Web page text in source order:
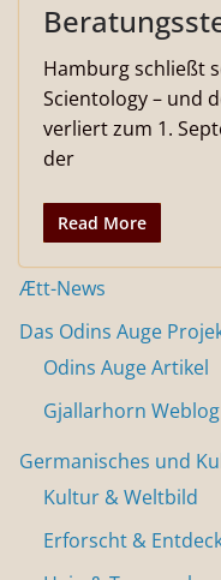
Hamburg schließt
Scientology – und
verliert zum 1.
der
Read More
Ætt-News
Das Odins Auge
Odins Auge Artikel
Gjallarhorn Weblog
Germanisches und
Kultur & Weltbild
Erforscht &